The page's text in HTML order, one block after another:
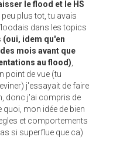
le flood et le HS
peu plus tot, tu avais
dans les topics
(oui, idem qu'en
mois avant que
au flood)
point de vue (tu
j'essayait de faire
donc j'ai compris de
mon idée de bien
et comportements
si superflue que ca)